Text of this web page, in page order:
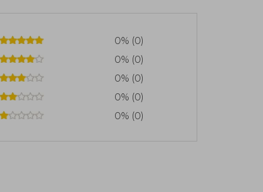
0% (0)
0% (0)
0% (0)
0% (0)
0% (0)